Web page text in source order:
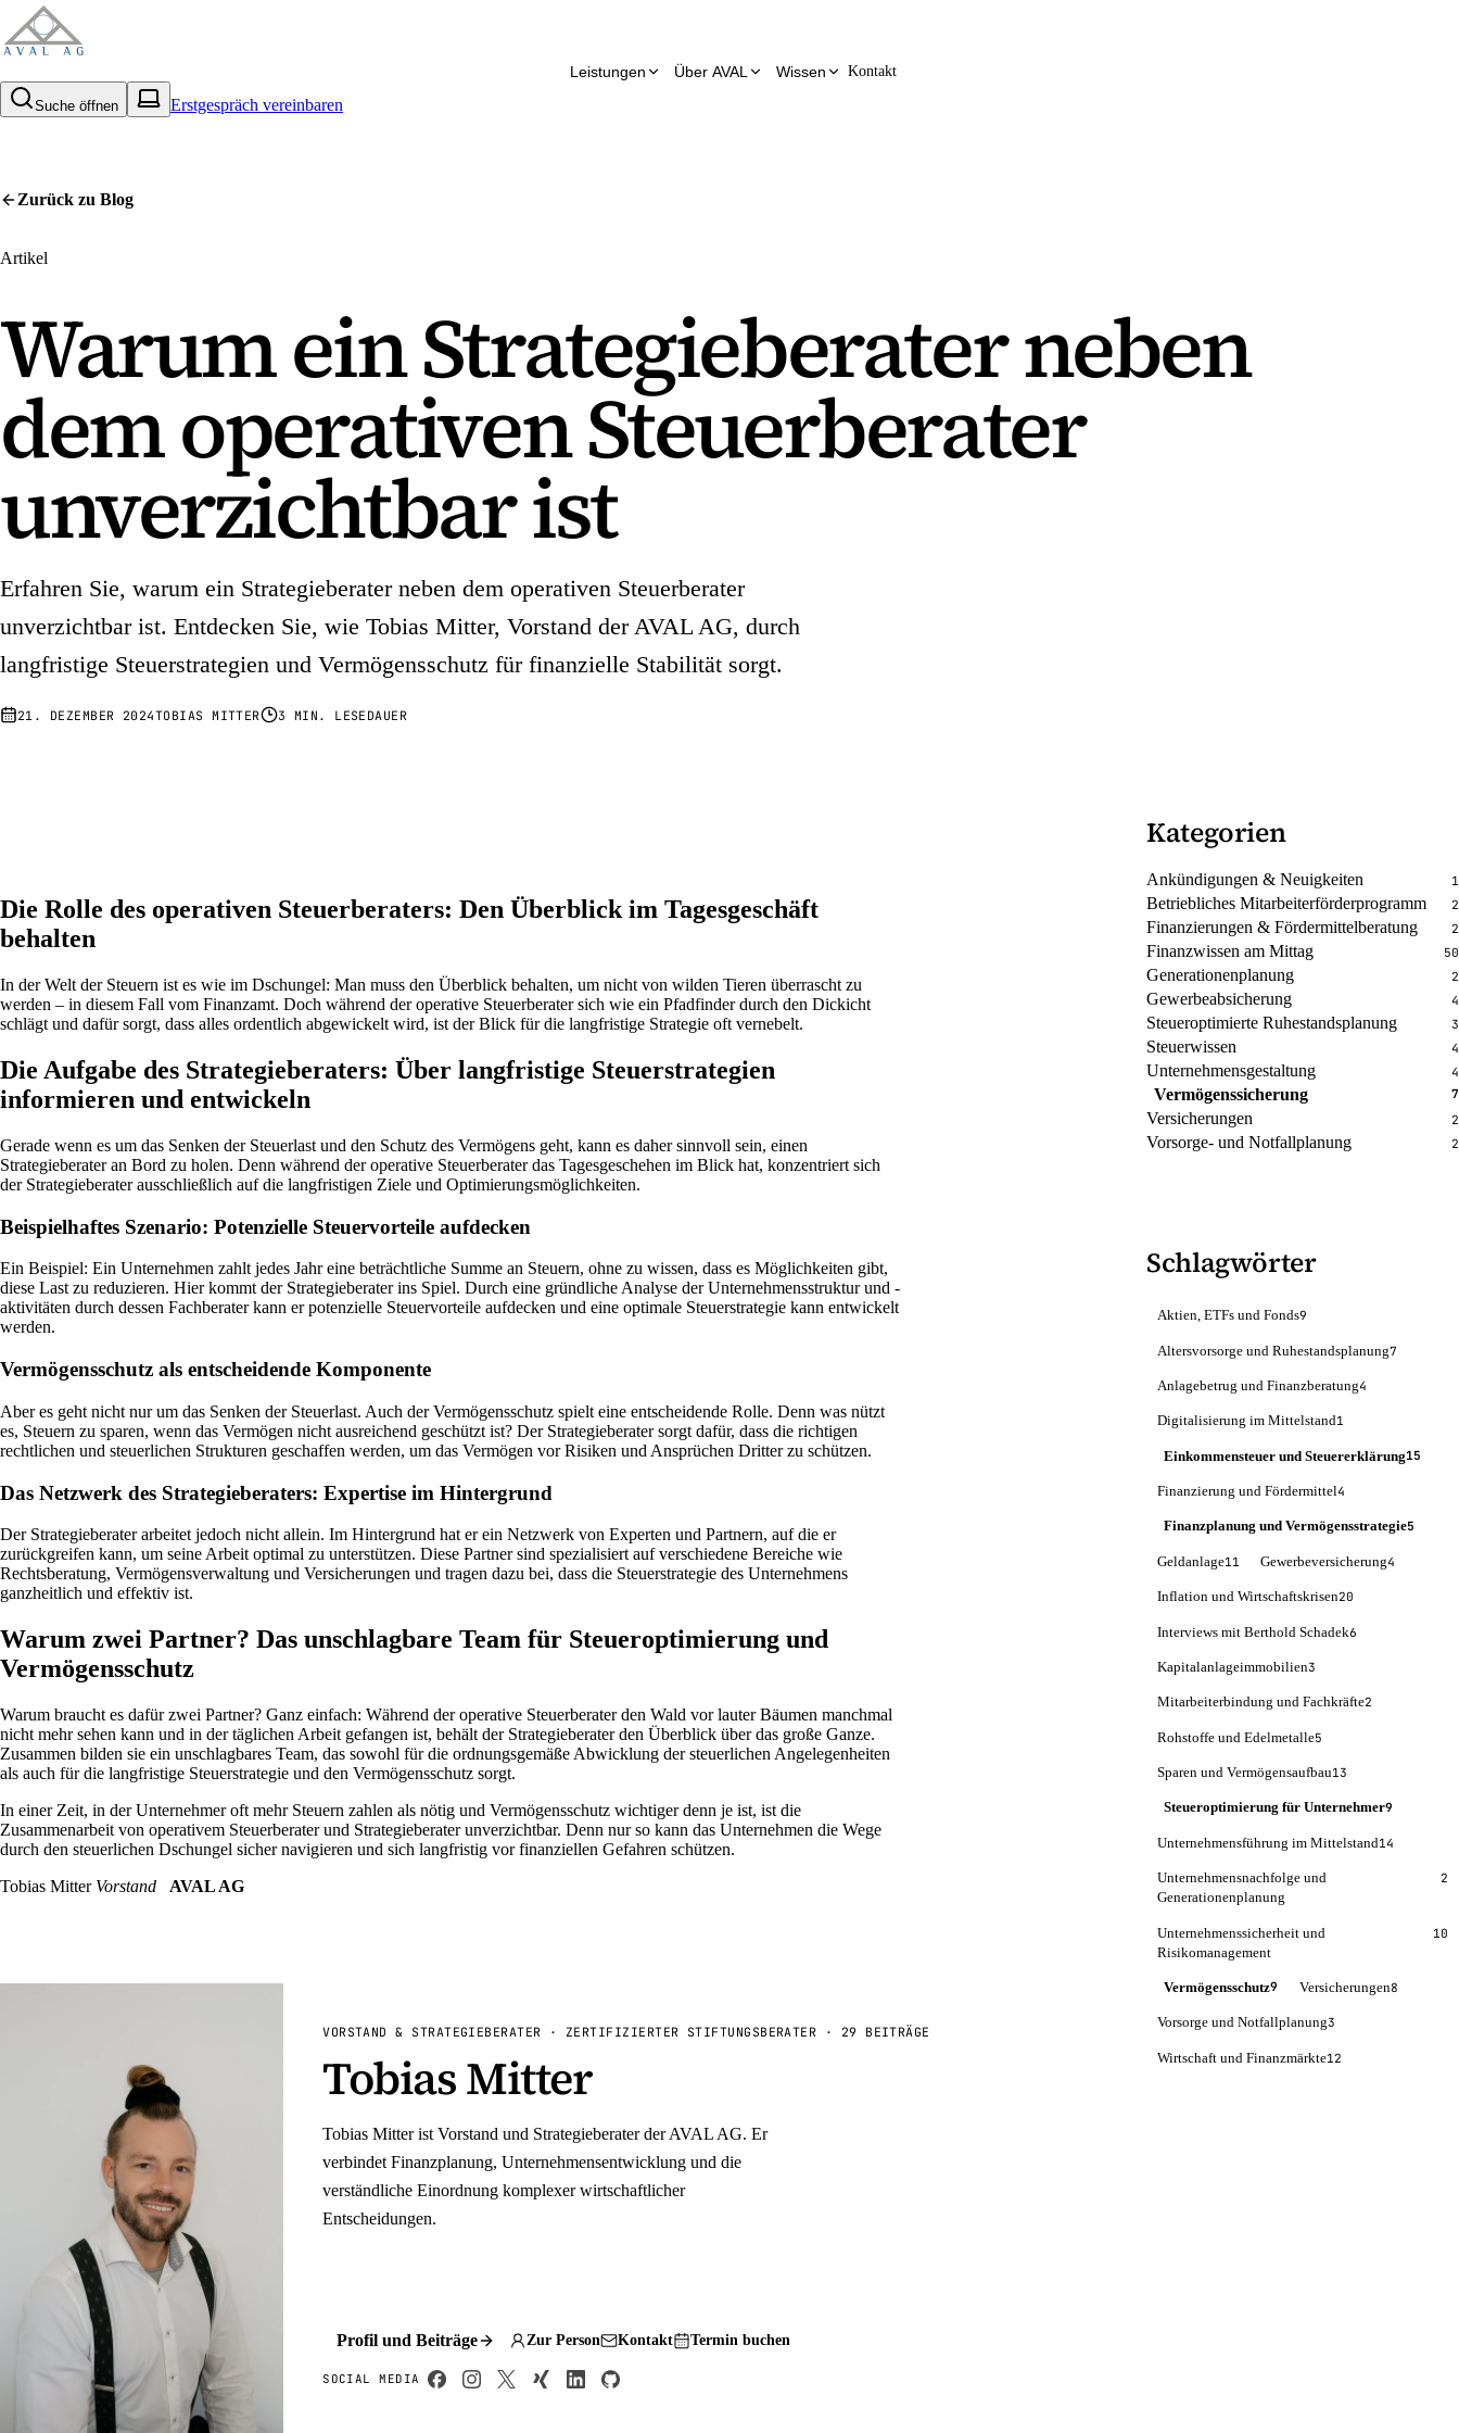
Leistungen Über AVAL Wissen Kontakt
Suche öffnen Erstgespräch vereinbaren
Zurück zu Blog
Artikel
Warum ein Strategieberater neben
dem operativen Steuerberater
unverzichtbar ist
Erfahren Sie, warum ein Strategieberater neben dem operativen Steuerberater
unverzichtbar ist. Entdecken Sie, wie Tobias Mitter, Vorstand der AVAL AG, durch
langfristige Steuerstrategien und Vermögensschutz für finanzielle Stabilität sorgt.
21. DEZEMBER 2024TOBIAS MITTER 3 MIN. LESEDAUER
Die Rolle des operativen Steuerberaters: Den Überblick im Tagesgeschäft
behalten
In der Welt der Steuern ist es wie im Dschungel: Man muss den Überblick behalten, um nicht von wilden Tieren überrascht zu
werden – in diesem Fall vom Finanzamt. Doch während der operative Steuerberater sich wie ein Pfadfinder durch den Dickicht
schlägt und dafür sorgt, dass alles ordentlich abgewickelt wird, ist der Blick für die langfristige Strategie oft vernebelt.
Die Aufgabe des Strategieberaters: Über langfristige Steuerstrategien
informieren und entwickeln
Gerade wenn es um das Senken der Steuerlast und den Schutz des Vermögens geht, kann es daher sinnvoll sein, einen
Strategieberater an Bord zu holen. Denn während der operative Steuerberater das Tagesgeschehen im Blick hat, konzentriert sich
der Strategieberater ausschließlich auf die langfristigen Ziele und Optimierungsmöglichkeiten.
Beispielhaftes Szenario: Potenzielle Steuervorteile aufdecken
Ein Beispiel: Ein Unternehmen zahlt jedes Jahr eine beträchtliche Summe an Steuern, ohne zu wissen, dass es Möglichkeiten gibt,
diese Last zu reduzieren. Hier kommt der Strategieberater ins Spiel. Durch eine gründliche Analyse der Unternehmensstruktur und -
aktivitäten durch dessen Fachberater kann er potenzielle Steuervorteile aufdecken und eine optimale Steuerstrategie kann entwickelt
werden.
Vermögensschutz als entscheidende Komponente
Aber es geht nicht nur um das Senken der Steuerlast. Auch der Vermögensschutz spielt eine entscheidende Rolle. Denn was nützt
es, Steuern zu sparen, wenn das Vermögen nicht ausreichend geschützt ist? Der Strategieberater sorgt dafür, dass die richtigen
rechtlichen und steuerlichen Strukturen geschaffen werden, um das Vermögen vor Risiken und Ansprüchen Dritter zu schützen.
Das Netzwerk des Strategieberaters: Expertise im Hintergrund
Der Strategieberater arbeitet jedoch nicht allein. Im Hintergrund hat er ein Netzwerk von Experten und Partnern, auf die er
zurückgreifen kann, um seine Arbeit optimal zu unterstützen. Diese Partner sind spezialisiert auf verschiedene Bereiche wie
Rechtsberatung, Vermögensverwaltung und Versicherungen und tragen dazu bei, dass die Steuerstrategie des Unternehmens
ganzheitlich und effektiv ist.
Warum zwei Partner? Das unschlagbare Team für Steueroptimierung und
Vermögensschutz
Warum braucht es dafür zwei Partner? Ganz einfach: Während der operative Steuerberater den Wald vor lauter Bäumen manchmal
nicht mehr sehen kann und in der täglichen Arbeit gefangen ist, behält der Strategieberater den Überblick über das große Ganze.
Zusammen bilden sie ein unschlagbares Team, das sowohl für die ordnungsgemäße Abwicklung der steuerlichen Angelegenheiten
als auch für die langfristige Steuerstrategie und den Vermögensschutz sorgt.
In einer Zeit, in der Unternehmer oft mehr Steuern zahlen als nötig und Vermögensschutz wichtiger denn je ist, ist die
Zusammenarbeit von operativem Steuerberater und Strategieberater unverzichtbar. Denn nur so kann das Unternehmen die Wege
durch den steuerlichen Dschungel sicher navigieren und sich langfristig vor finanziellen Gefahren schützen.
Tobias Mitter Vorstand AVAL AG
VORSTAND & STRATEGIEBERATER · ZERTIFIZIERTER STIFTUNGSBERATER · 29 BEITRÄGE
Tobias Mitter
Tobias Mitter ist Vorstand und Strategieberater der AVAL AG. Er
verbindet Finanzplanung, Unternehmensentwicklung und die
verständliche Einordnung komplexer wirtschaftlicher
Entscheidungen.
Profil und Beiträge Zur Person Kontakt Termin buchen
SOCIAL MEDIA
Kategorien
Ankündigungen & Neuigkeiten 1
Betriebliches Mitarbeiterförderprogramm 2
Finanzierungen & Fördermittelberatung 2
Finanzwissen am Mittag 50
Generationenplanung 2
Gewerbeabsicherung 4
Steueroptimierte Ruhestandsplanung 3
Steuerwissen 4
Unternehmensgestaltung 4
Vermögenssicherung 7
Versicherungen 2
Vorsorge- und Notfallplanung 2
Schlagwörter
Aktien, ETFs und Fonds9
Altersvorsorge und Ruhestandsplanung7
Anlagebetrug und Finanzberatung4
Digitalisierung im Mittelstand1
Einkommensteuer und Steuererklärung15
Finanzierung und Fördermittel4
Finanzplanung und Vermögensstrategie5
Geldanlage11 Gewerbeversicherung4
Inflation und Wirtschaftskrisen20
Interviews mit Berthold Schadek6
Kapitalanlageimmobilien3
Mitarbeiterbindung und Fachkräfte2
Rohstoffe und Edelmetalle5
Sparen und Vermögensaufbau13
Steueroptimierung für Unternehmer9
Unternehmensführung im Mittelstand14
Unternehmensnachfolge und
Generationenplanung
2
Unternehmenssicherheit und
Risikomanagement
10
Vermögensschutz9 Versicherungen8
Vorsorge und Notfallplanung3
Wirtschaft und Finanzmärkte12